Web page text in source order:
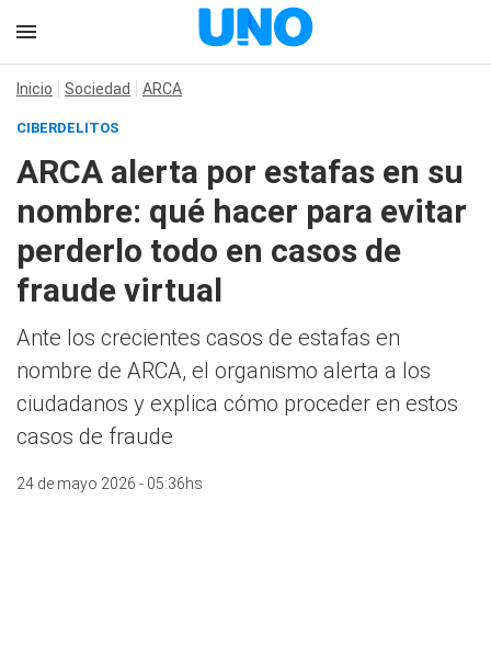
Inicio Sociedad ARCA
CIBERDELITOS
ARCA alerta por estafas en su
nombre: qué hacer para evitar
perderlo todo en casos de
fraude virtual
Ante los crecientes casos de estafas en
nombre de ARCA, el organismo alerta a los
ciudadanos y explica cómo proceder en estos
casos de fraude
24 de mayo 2026 - 05:36hs